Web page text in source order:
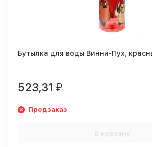
Бутылка для воды Винни-Пух,
523,31 ₽
Предзаказ
В корзину